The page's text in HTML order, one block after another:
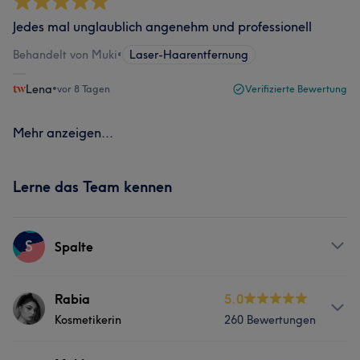
Jedes mal unglaublich angenehm und professionell
Behandelt von Muki• Laser-Haarentfernung
Lena•vor 8 Tagen Verifizierte Bewertung
Mehr anzeigen...
Lerne das Team kennen
S Spalte
ServicesRabia
Kosmetikerin
5.0
260 Bewertungen